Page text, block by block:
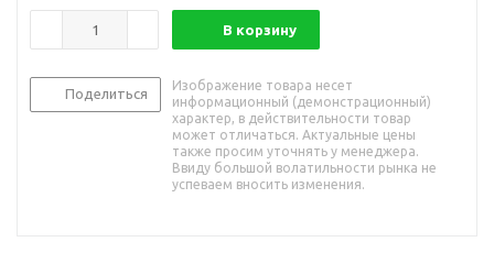
В корзину
Поделиться
Изображение товара несет
информационный (демонстрационный)
характер, в действительности товар
может отличаться. Актуальные цены
также просим уточнять у менеджера.
Ввиду большой волатильности рынка не
успеваем вносить изменения.